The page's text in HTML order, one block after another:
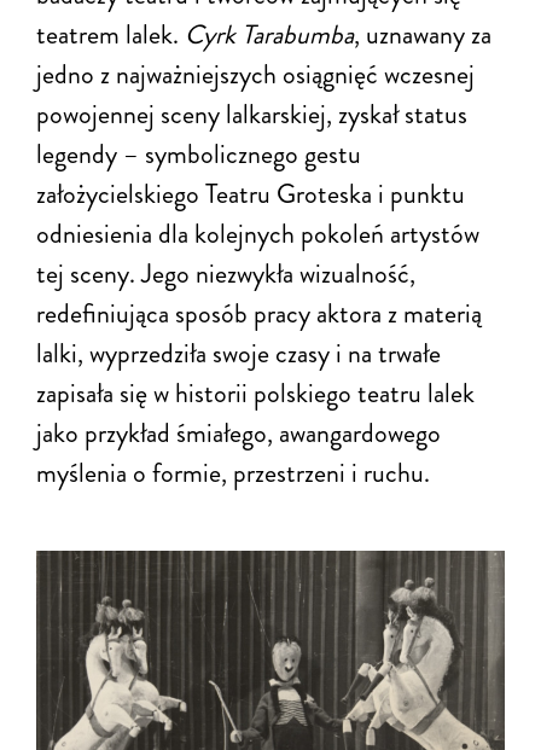
teatrem lalek. Cyrk Tarabumba, uznawany za
jedno z najważniejszych osiągnięć wczesnej
powojennej sceny lalkarskiej, zyskał status
legendy – symbolicznego gestu
założycielskiego Teatru Groteska i punktu
odniesienia dla kolejnych pokoleń artystów
tej sceny. Jego niezwykła wizualność,
redefiniująca sposób pracy aktora z materią
lalki, wyprzedziła swoje czasy i na trwałe
zapisała się w historii polskiego teatru lalek
jako przykład śmiałego, awangardowego
myślenia o formie, przestrzeni i ruchu.